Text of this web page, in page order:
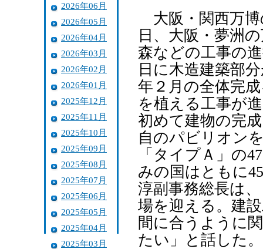
2026年06月
2026年05月
2026年04月
2026年03月
2026年02月
2026年01月
2025年12月
2025年11月
2025年10月
2025年09月
2025年08月
2025年07月
2025年06月
2025年05月
2025年04月
2025年03月
大阪・関西万博
日、大阪・夢洲
森などの工事の
日に木造建築部
年２月の全体完
を植える工事が
初めて建物の完
自のパビリオン
「タイプＡ」の
みの国はともに
淳副事務総長は
場を迎える。建
間に合うように
たい」と話した。